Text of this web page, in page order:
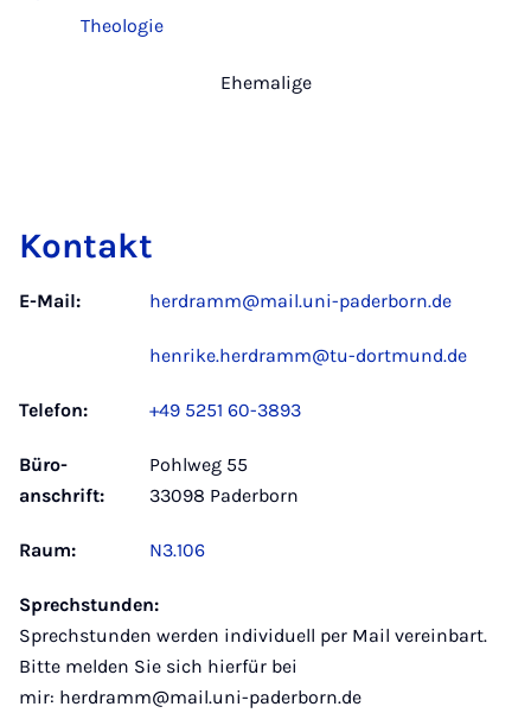
Theologie
Ehemalige
Kontakt
E-Mail: herdramm@mail.uni-paderborn.de
henrike.herdramm@tu-dortmund.de
Telefon: +49 5251 60-3893
Büro­
anschrift:
Pohlweg 55
33098 Paderborn
Raum: N3.106
Sprechstunden:
Sprechstunden werden individuell per Mail vereinbart.
Bitte melden Sie sich hierfür bei
mir: herdramm@mail.uni-paderborn.de